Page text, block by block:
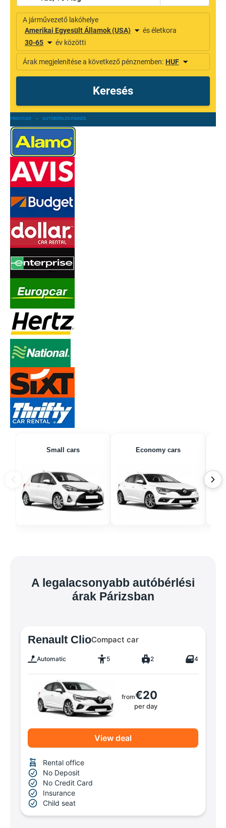
FINDYCAR » AUTÓBÉRLÉS PÁRIZS
Small cars Economy cars
A legalacsonyabb autóbérlési
árak Párizsban
Renault ClioCompact car
Automatic 5 2 4
from€20
per day
View deal
Rental office
No Deposit
No Credit Card
Insurance
Child seat